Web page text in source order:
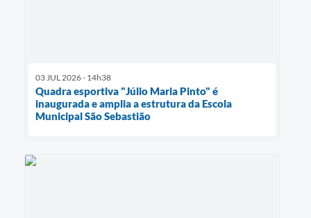
03 JUL 2026 - 14h38
Quadra esportiva "Júlio Maria Pinto" é
inaugurada e amplia a estrutura da Escola
Municipal São Sebastião